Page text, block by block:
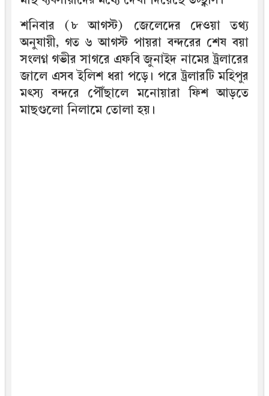
শনিবার (৮ আগস্ট) জেলেদের দেওয়া তথ্য
অনুযায়ী, গত ৬ আগস্ট পায়রা বন্দরের শেষ বয়া
সংলগ্ন গভীর সাগরে এফবি জুনাইদ নামের ট্রলারের
জালে এসব ইলিশ ধরা পড়ে। পরে ট্রলারটি মহিপুর
মৎস্য বন্দরে পৌঁছালে মনোয়ারা ফিশ আড়তে
মাছগুলো নিলামে তোলা হয়।